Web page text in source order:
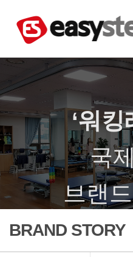
‘워킹
국
브랜
BRAND STORY